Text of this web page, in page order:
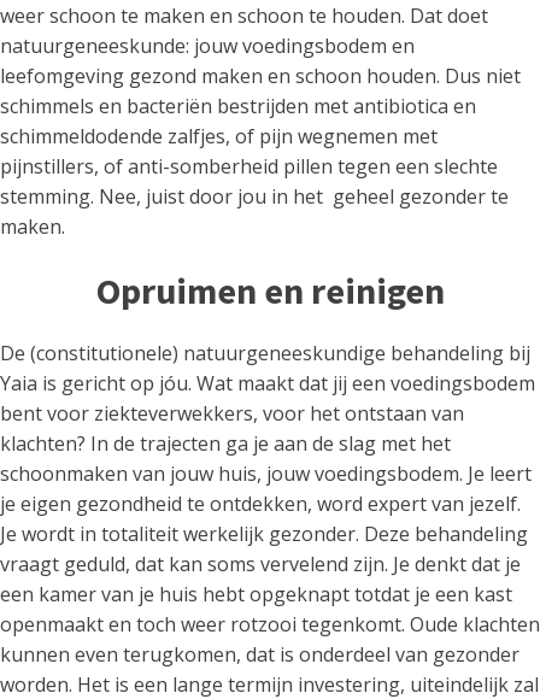
weer schoon te maken en schoon te houden. Dat doet
natuurgeneeskunde: jouw voedingsbodem en
leefomgeving gezond maken en schoon houden. Dus niet
schimmels en bacteriën bestrijden met antibiotica en
schimmeldodende zalfjes, of pijn wegnemen met
pijnstillers, of anti-somberheid pillen tegen een slechte
stemming. Nee, juist door jou in het geheel gezonder te
maken.
Opruimen en reinigen
De (constitutionele) natuurgeneeskundige behandeling bij
Yaia is gericht op jóu. Wat maakt dat jij een voedingsbodem
bent voor ziekteverwekkers, voor het ontstaan van
klachten? In de trajecten ga je aan de slag met het
schoonmaken van jouw huis, jouw voedingsbodem. Je leert
je eigen gezondheid te ontdekken, word expert van jezelf.
Je wordt in totaliteit werkelijk gezonder. Deze behandeling
vraagt geduld, dat kan soms vervelend zijn. Je denkt dat je
een kamer van je huis hebt opgeknapt totdat je een kast
openmaakt en toch weer rotzooi tegenkomt. Oude klachten
kunnen even terugkomen, dat is onderdeel van gezonder
worden. Het is een lange termijn investering, uiteindelijk zal